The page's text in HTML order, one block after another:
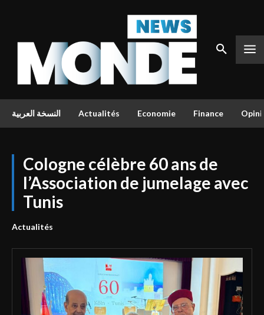
النسخة العربية Actualités Economie Finance
Cologne célèbre 60 ans de
l’Association de jumelage avec
Tunis
Actualités